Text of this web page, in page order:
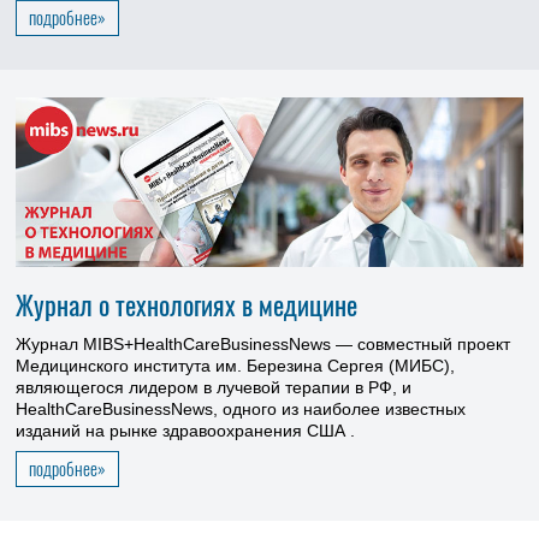
подробнее»
Журнал о технологиях в медицине
Журнал MIBS+HealthCareBusinessNews — совместный проект
Медицинского института им. Березина Сергея (МИБС),
являющегося лидером в лучевой терапии в РФ, и
HealthCareBusinessNews, одного из наиболее известных
изданий на рынке здравоохранения США
подробнее»